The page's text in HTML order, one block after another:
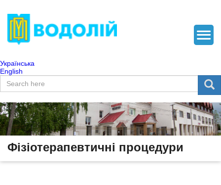
Українська
English
Пошукова форма
Пошук
Фізіотерапевтичні процедури